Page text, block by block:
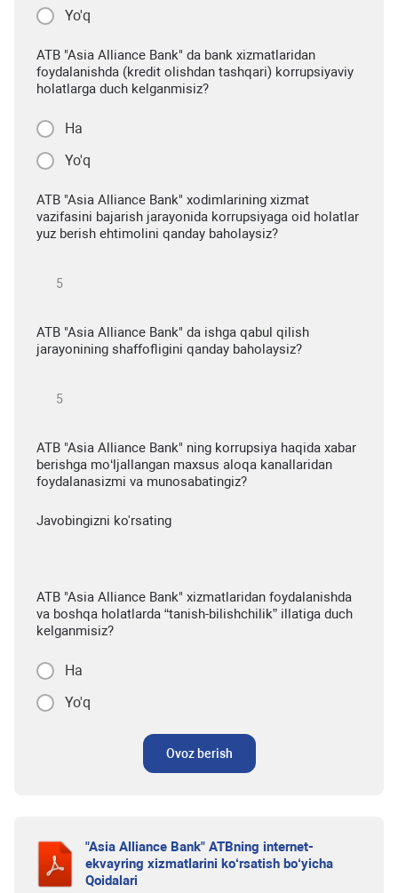
Yo'q
ATB "Asia Alliance Bank" da bank xizmatlaridan
foydalanishda (kredit olishdan tashqari) korrupsiyaviy
holatlarga duch kelganmisiz?
Ha
Yo'q
ATB "Asia Alliance Bank" xodimlarining xizmat
vazifasini bajarish jarayonida korrupsiyaga oid holatlar
yuz berish ehtimolini qanday baholaysiz?
ATB "Asia Alliance Bank" da ishga qabul qilish
jarayonining shaffofligini qanday baholaysiz?
ATB "Asia Alliance Bank" ning korrupsiya haqida xabar
berishga mo‘ljallangan maxsus aloqa kanallaridan
foydalanasizmi va munosabatingiz?
Javobingizni ko'rsating
ATB "Asia Alliance Bank" xizmatlaridan foydalanishda
va boshqa holatlarda “tanish-bilishchilik” illatiga duch
kelganmisiz?
Ha
Yo'q
Ovoz berish
"Asia Alliance Bank" ATBning internet-
ekvayring xizmatlarini ko‘rsatish bo‘yicha
Qoidalari